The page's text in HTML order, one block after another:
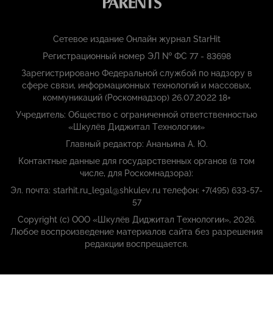
Сетевое издание Онлайн журнал StarHit
Регистрационный номер ЭЛ № ФС 77 - 83698
Зарегистрировано Федеральной службой по надзору в
сфере связи, информационных технологий и массовых,
коммуникаций (Роскомнадзор) 26.07.2022 18+
Учредитель: Общество с ограниченной ответственностью
«Шкулёв Диджитал Технологии»
Главный редактор: Ананьина А. Ю.
Контактные данные для государственных органов (в том
числе, для Роскомнадзора):
Эл. почта: starhit.ru_legal@shkulev.ru телефон: +7(495) 633-57-
57
Copyright (с) ООО «Шкулёв Диджитал Технологии», 2026.
Любое воспроизведение материалов сайта без разрешения
редакции воспрещается.